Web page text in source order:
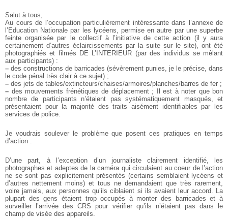
Salut à tous,
Au cours de l’occupation particulièrement intéressante dans l’annexe de
l’Education Nationale par les lycéens, permise en autre par une superbe
feinte organisée par le collectif à l’initiative de cette action (il y aura
certainement d’autres éclaircissements par la suite sur le site), ont été
photographiés et filmés DE L’INTERIEUR (par des individus se mêlant
aux participants) :
– des constructions de barricades (sévèrement punies, je le précise, dans
le code pénal très clair à ce sujet) ;
– des jets de tables/extincteurs/chaises/armoires/planches/barres de fer ;
– des mouvements frénétiques de déplacement ; Il est à noter que bon
nombre de participants n’étaient pas systématiquement masqués, et
présentaient pour la majorité des traits aisément identifiables par les
services de police.
Je voudrais soulever le problème que posent ces pratiques en temps
d’action :
D’une part, à l’exception d’un journaliste clairement identifié, les
photographes et adeptes de la caméra qui circulaient au coeur de l’action
ne se sont pas explicitement présentés (certains semblaient lycéens et
d’autres nettement moins) et tous ne demandaient que très rarement,
voire jamais, aux personnes qu’ils ciblaient si ils avaient leur accord. La
plupart des gens étaient trop occupés à monter des barricades et à
surveiller l’arrivée des CRS pour vérifier qu’ils n’étaient pas dans le
champ de visée des appareils.